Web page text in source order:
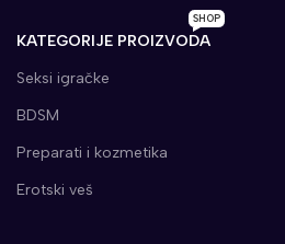
KATEGORIJE PROIZVODA
SHOP
Seksi igračke
BDSM
Preparati i kozmetika
Erotski veš